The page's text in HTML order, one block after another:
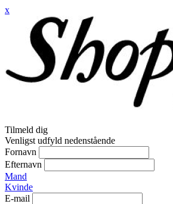
x
Tilmeld dig
Venligst udfyld nedenstående
Fornavn
Efternavn
Mand
Kvinde
E-mail